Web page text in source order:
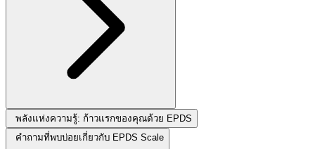
พลังแห่งความรู้: ก้าวแรกของคุณด้วย EPDS
คำถามที่พบบ่อยเกี่ยวกับ EPDS Scale